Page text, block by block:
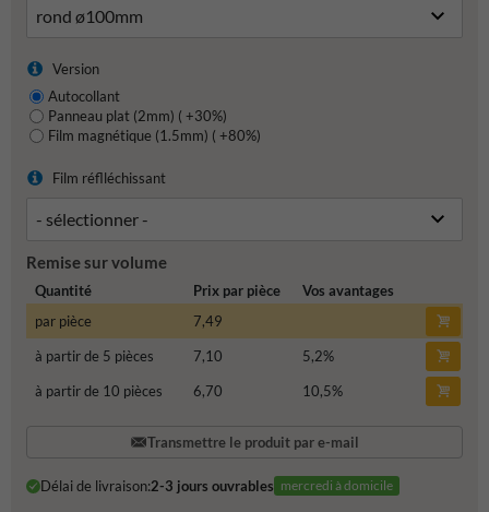
Version
Autocollant
Panneau plat (2mm) ( +30%)
Film magnétique (1.5mm) ( +80%)
Film réflléchissant
Remise sur volume
Quantité Prix par pièce
Vos avantages
par pièce
7,49
à partir de 5 pièces
7,10 5,2%
à partir de 10 pièces
6,70 10,5%
Transmettre le produit par e-mail
Délai de livraison:2-3 jours ouvrables mercredi à domicile